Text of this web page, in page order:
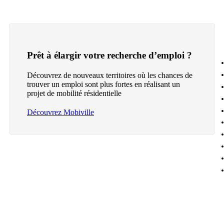
Prêt à élargir votre recherche d’emploi ?
Découvrez de nouveaux territoires où les chances de
trouver un emploi sont plus fortes en réalisant un
projet de mobilité résidentielle
Découvrez Mobiville